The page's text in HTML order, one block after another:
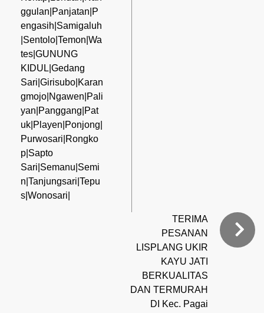
ggulan|Panjatan|P
engasih|Samigaluh
|Sentolo|Temon|Wa
tes|GUNUNG
KIDUL|Gedang
Sari|Girisubo|Karan
gmojo|Ngawen|Pali
yan|Panggang|Pat
uk|Playen|Ponjong|
Purwosari|Rongko
p|Sapto
Sari|Semanu|Semi
n|Tanjungsari|Tepu
s|Wonosari|
TERIMA
PESANAN
LISPLANG UKIR
KAYU JATI
BERKUALITAS
DAN TERMURAH
DI Kec. Pagai